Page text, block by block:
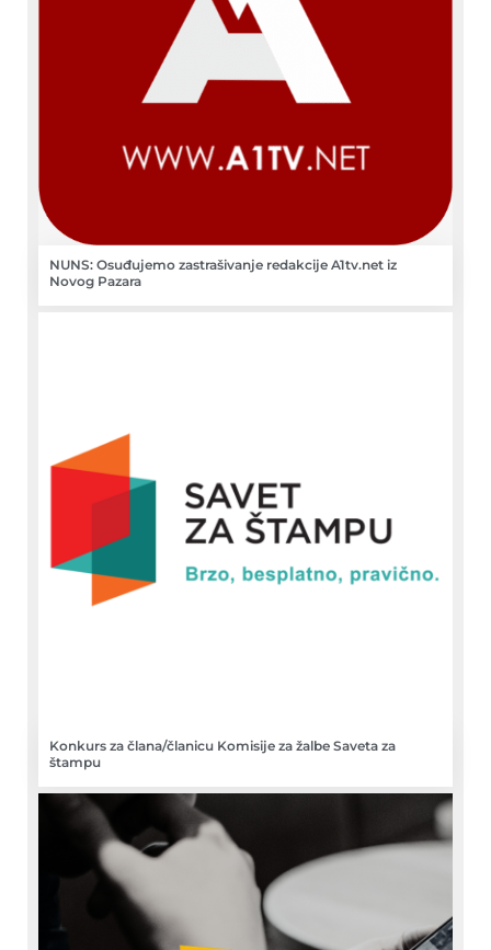
NUNS: Osuđujemo zastrašivanje redakcije A1tv.net iz
Novog Pazara
Konkurs za člana/članicu Komisije za žalbe Saveta za
štampu